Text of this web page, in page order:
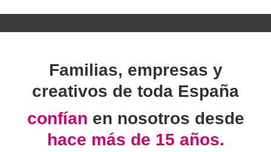
Familias, empresas y
creativos de toda España
confían en nosotros desde
hace más de 15 años.